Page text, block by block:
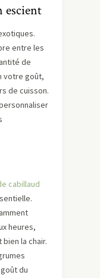
escient
entre les
de
votre goût,
de cuisson.
cabillaud
heures,
la chair.
du